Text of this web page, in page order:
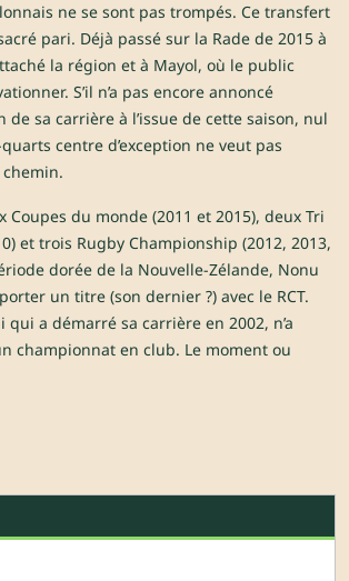
ne se sont pas trompés. Ce transfert
pari. Déjà passé sur la Rade de 2015 à
la région et à Mayol, où le public
S’il n’a pas encore annoncé
sa carrière à l’issue de cette saison, nul
centre d’exception ne veut pas
chemin.
Coupes du monde (2011 et 2015), deux Tri
et trois Rugby Championship (2012, 2013,
dorée de la Nouvelle-Zélande, Nonu
un titre (son dernier ?) avec le RCT.
qui a démarré sa carrière en 2002, n’a
championnat en club. Le moment ou